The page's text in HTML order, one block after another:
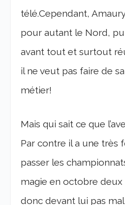
télé.Cependant,
pour autant le Nord,
avant tout et surtout
il ne veut pas faire de
métier!
Mais qui sait ce que
Par contre il a une très
passer les
magie en octobre deux
donc devant lui pas